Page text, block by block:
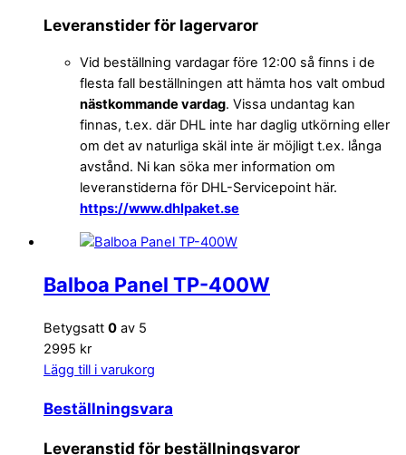
Leveranstider för lagervaror
Vid beställning vardagar före 12:00 så finns i de
flesta fall beställningen att hämta hos valt ombud
nästkommande vardag. Vissa undantag kan
finnas, t.ex. där DHL inte har daglig utkörning eller
om det av naturliga skäl inte är möjligt t.ex. långa
avstånd. Ni kan söka mer information om
leveranstiderna för DHL-Servicepoint här.
https://www.dhlpaket.se
Balboa Panel TP-400W
Betygsatt 0 av 5
2995 kr
Lägg till i varukorg
Beställningsvara
Leveranstid för beställningsvaror